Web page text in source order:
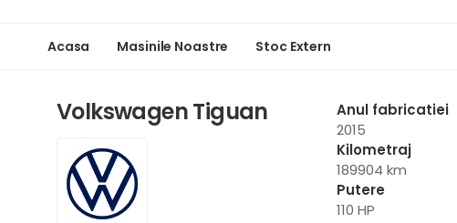
Acasa Masinile Noastre Stoc Extern
Volkswagen Tiguan
Anul fabricatiei
2015
Kilometraj
189904 km
Putere
110 HP